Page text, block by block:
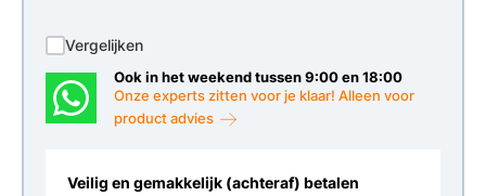
Vergelijken
Ook in het weekend tussen 9:00 en 18:00
Onze experts zitten voor je klaar! Alleen voor
product advies
Veilig en gemakkelijk (achteraf) betalen